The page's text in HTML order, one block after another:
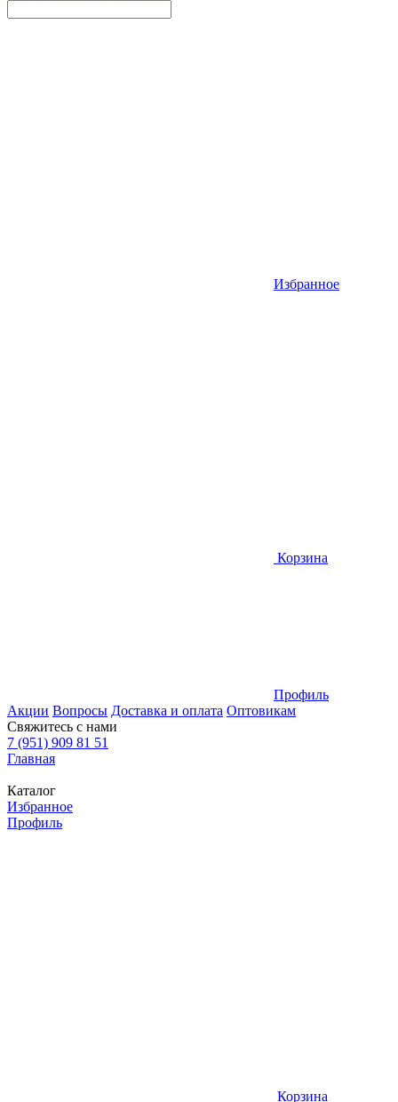
Избранное
Корзина
Профиль
Акции Вопросы Доставка и оплата Оптовикам
Свяжитесь с нами
7 (951) 909 81 51
Главная
Каталог
Избранное
Профиль
Корзина